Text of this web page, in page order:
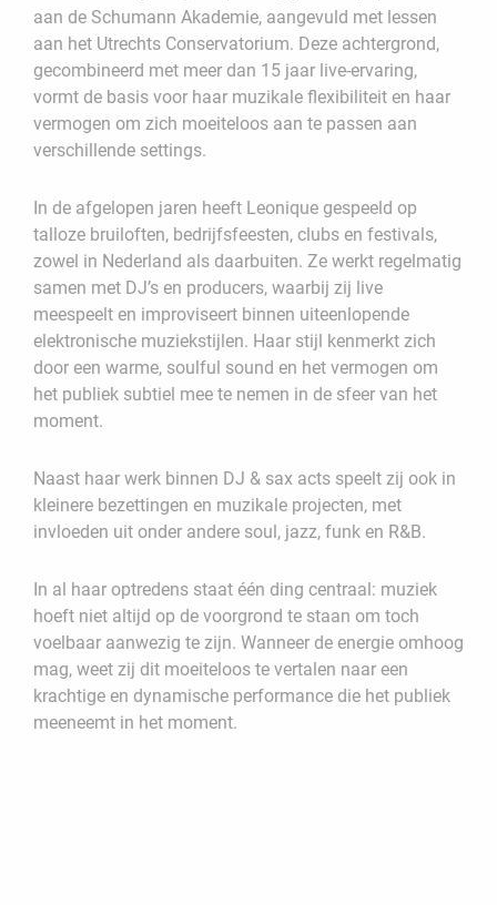
aan de Schumann Akademie, aangevuld met lessen
aan het Utrechts Conservatorium. Deze achtergrond,
gecombineerd met meer dan 15 jaar live-ervaring,
vormt de basis voor haar muzikale flexibiliteit en haar
vermogen om zich moeiteloos aan te passen aan
verschillende settings.
In de afgelopen jaren heeft Leonique gespeeld op
talloze bruiloften, bedrijfsfeesten, clubs en festivals,
zowel in Nederland als daarbuiten. Ze werkt regelmatig
samen met DJ’s en producers, waarbij zij live
meespeelt en improviseert binnen uiteenlopende
elektronische muziekstijlen. Haar stijl kenmerkt zich
door een warme, soulful sound en het vermogen om
het publiek subtiel mee te nemen in de sfeer van het
moment.
Naast haar werk binnen DJ & sax acts speelt zij ook in
kleinere bezettingen en muzikale projecten, met
invloeden uit onder andere soul, jazz, funk en R&B.
In al haar optredens staat één ding centraal: muziek
hoeft niet altijd op de voorgrond te staan om toch
voelbaar aanwezig te zijn. Wanneer de energie omhoog
mag, weet zij dit moeiteloos te vertalen naar een
krachtige en dynamische performance die het publiek
meeneemt in het moment.